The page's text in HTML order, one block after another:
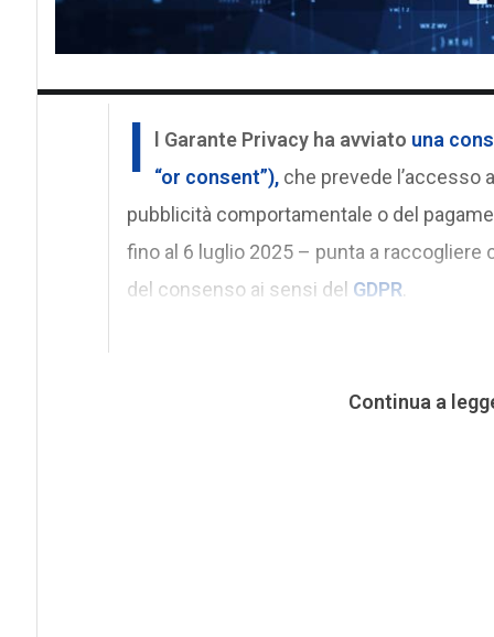
I l Garante Privacy ha avviato una
“or consent”), che prevede l’accesso
pubblicità comportamentale o del
fino al 6 luglio 2025 – punta a
del consenso ai sensi del GDPR.
Continua a